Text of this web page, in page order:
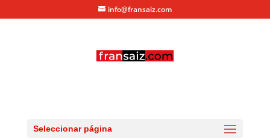
info@fransaiz.com
Seleccionar página